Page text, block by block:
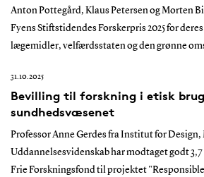
Anton Pottegård, Klaus Petersen og Morten
Fyens Stiftstidendes Forskerpris 2025 for
lægemidler, velfærdsstaten og den grønne
31.10.2025
Bevilling til forskning i etisk
sundhedsvæsenet
Professor Anne Gerdes fra Institut for Design,
Uddannelsesvidenskab har modtaget godt
Frie Forskningsfond til projektet